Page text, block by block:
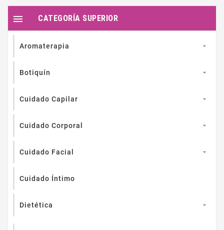
CATEGORÍA SUPERIOR

Aromaterapia 
Botiquín 
Cuidado Capilar 
Cuidado Corporal 
Cuidado Facial 
Cuidado Íntimo
Dietética 